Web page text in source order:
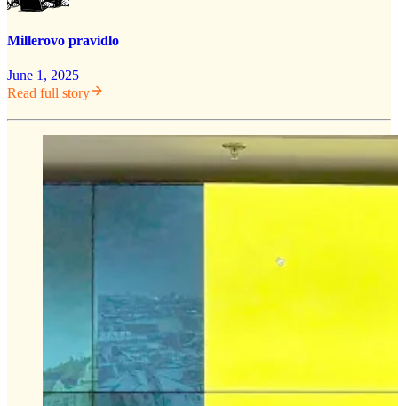
Millerovo pravidlo
June 1, 2025
Read full story